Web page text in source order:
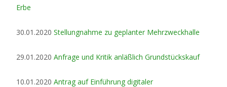
Erbe
30.01.2020 Stellungnahme zu geplanter Mehrzweckhalle
29.01.2020 Anfrage und Kritik anläßlich Grundstückskauf
10.01.2020 Antrag auf Einführung digitaler